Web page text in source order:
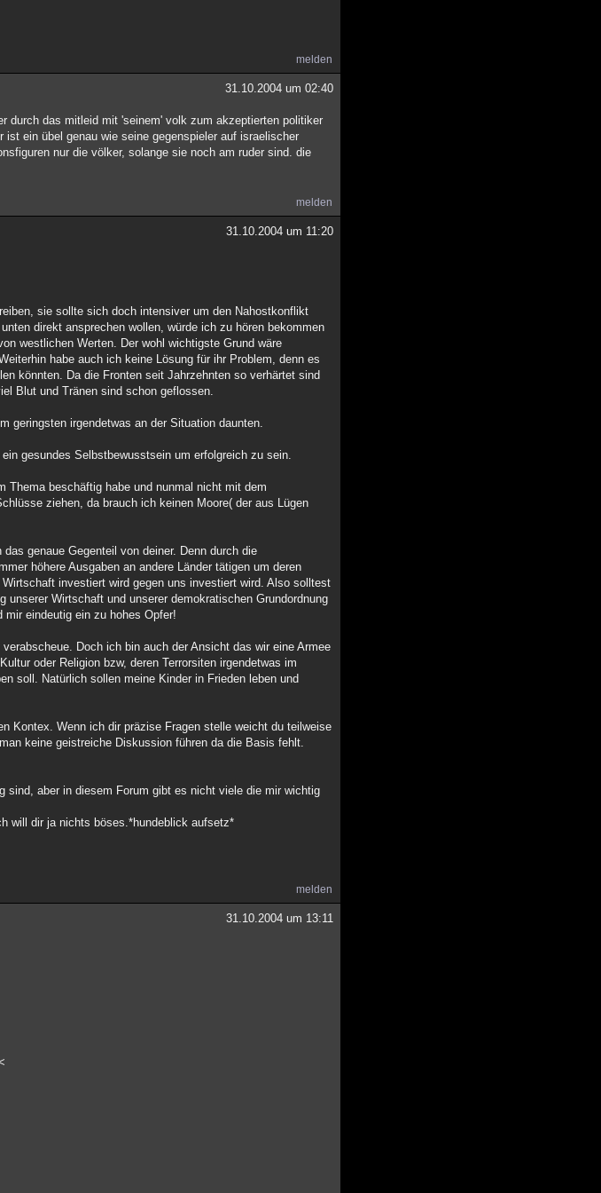
melden
31.10.2004 um 02:40
durch das mitleid mit 'seinem' volk zum akzeptierten politiker
ein übel genau wie seine gegenspieler auf israelischer
nur die völker, solange sie noch am ruder sind. die
melden
31.10.2004 um 11:20
sie sollte sich doch intensiver um den Nahostkonflikt
direkt ansprechen wollen, würde ich zu hören bekommen
westlichen Werten. Der wohl wichtigste Grund wäre
habe auch ich keine Lösung für ihr Problem, denn es
könnten. Da die Fronten seit Jahrzehnten so verhärtet sind
Blut und Tränen sind schon geflossen.
geringsten irgendetwas an der Situation daunten.
gesundes Selbstbewusstsein um erfolgreich zu sein.
Thema beschäftig habe und nunmal nicht mit dem
ziehen, da brauch ich keinen Moore( der aus Lügen
genaue Gegenteil von deiner. Denn durch die
höhere Ausgaben an andere Länder tätigen um deren
investiert wird gegen uns investiert wird. Also solltest
Wirtschaft und unserer demokratischen Grundordnung
eindeutig ein zu hohes Opfer!
Doch ich bin auch der Ansicht das wir eine Armee
oder Religion bzw, deren Terrorsiten irgendetwas im
soll. Natürlich sollen meine Kinder in Frieden leben und
Kontex. Wenn ich dir präzise Fragen stelle weicht du teilweise
keine geistreiche Diskussion führen da die Basis fehlt.
sind, aber in diesem Forum gibt es nicht viele die mir wichtig
will dir ja nichts böses.*hundeblick aufsetz*
melden
31.10.2004 um 13:11